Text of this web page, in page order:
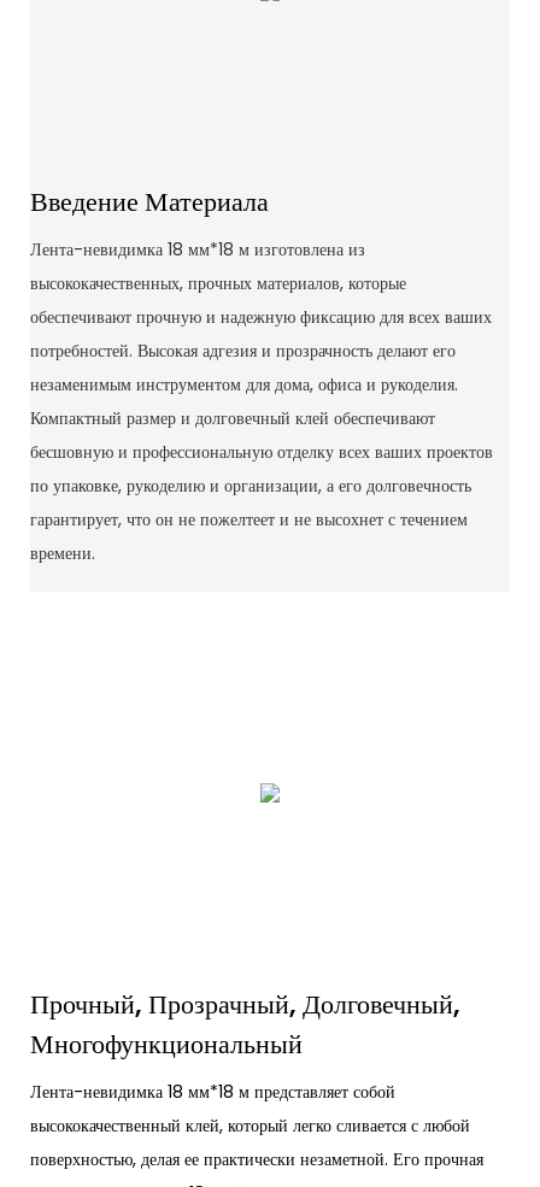
Введение Материала
Лента-невидимка 18 мм*18 м изготовлена ​​из
высококачественных, прочных материалов, которые
обеспечивают прочную и надежную фиксацию для всех ваших
потребностей. Высокая адгезия и прозрачность делают его
незаменимым инструментом для дома, офиса и рукоделия.
Компактный размер и долговечный клей обеспечивают
бесшовную и профессиональную отделку всех ваших проектов
по упаковке, рукоделию и организации, а его долговечность
гарантирует, что он не пожелтеет и не высохнет с течением
времени.
Прочный, Прозрачный, Долговечный,
Многофункциональный
Лента-невидимка 18 мм*18 м представляет собой
высококачественный клей, который легко сливается с любой
поверхностью, делая ее практически незаметной. Его прочная